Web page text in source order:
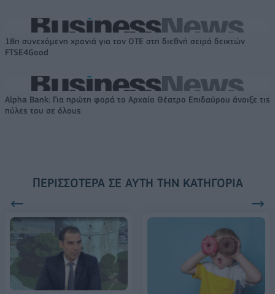
18η συνεχόμενη χρονιά για τον ΟΤΕ στη διεθνή σειρά δεικτών
FTSE4Good
Alpha Bank: Για πρώτη φορά το Αρχαίο Θέατρο Επιδαύρου άνοιξε τις
πύλες του σε όλους
ΠΕΡΙΣΣΌΤΕΡΑ ΣΕ ΑΥΤΉ ΤΗΝ ΚΑΤΗΓΟΡΊΑ